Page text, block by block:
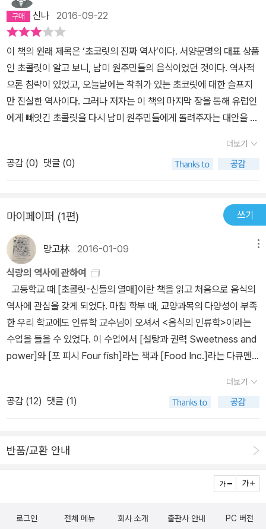
하는 고형 초콜릿이다.초콜릿은 지금도 다양한 분란에 휩싸여 있다.
초콜릿을 항우울제라고 하는 사람이 있는가하면, 그 단맛 때문에 우
울증의 원인이 된다고도 한다. 최음제라고도 하지만 강장제라고도 하
는데, 최음제라 한다면 대부분의 음식도 이러한 작용을 한다고 보면
되니, 초콜릿을 금지하려 한다면 아예 식사를 하지 말라는 셈이다.초
콜릿의 역사는 정말 길다. 허시 초콜릿에서 시작된 대량 생산등의 방
식은 꽤 최근에 도입된 바이지만, 그래도 이 비밀에 휩싸인 물질은 앞
으로도 커다란 인기를 누릴 것임은 분명한 바다.
신나 2016-09-22
이 책의 원래 제목은 ‘초코릿의 진짜 역사’이다. 서양문명의 대표 상품
인 초콜릿이 알고 보니, 남미 원주민들의 음식이었던 것이다. 역사적
으론 침략이 있었고, 오늘날에는 착취가 있는 초코릿에 대한 슬프지
만 진실한 역사이다. 그러나 저자는 이 책의 마지막 장을 통해 유럽인
에게 빼앗긴 초콜릿을 다시 남미 원주민들에게 돌려주자는 대안을 제
적 관점으로 썼다. 사회적 관점으로 쓴 책으로 캐럴 오프의 ｢나쁜 초
콜릿｣이 있다. 과학적 관점으로 쓴 책은 (비록 부분적으로 다뤘지만)
진 웰스타인의 ｢쾌감 본능｣이 있다. <밑줄>지금은 세상을 떠났지만
민의 식생활에 관해 대단한 흥미를 가지고 있었다. 그녀는 그것에 대
한 조사와 연구를 바탕으로 초콜릿의 역사에 관한 책을 쓰겠다는 생
각을 오래 전부터 품고 있었다...나는 그녀가 이 책의 주 저자라는 사
실을 확인시키며 내가 이 책을 꼭 완성하겠다고 약속하였다...소피가
세상을 떠난 뒤, 나는 작업을 시작하였다...나는 롱아일랜드의 노스 쇼
어에서 자랐다. 그곳에 있는 한 고등학교에 “가르치려고 하는 자는 결
코 배우기를 멈춰서는 안된다”라는 문장이 걸려 있던 것을 기억한다.
비록 소피가 죽은 뒤였지만, 이 책을 쓰는 동안 나는 아내로부터 많은
것을 배웠다. 스페인인들 가운데서도 가난한 자들은 원주민 여성들
다. 이 때문에 식민지 시대의 많은 가정에서 부엌을 담당한 사람들은
아즈텍 여성이 대부분이었다. 그리고 나서 얼마 뒤에 스페인계 크리
오요 세대가 아스텍 왕국이 있었던 이 지역에서 태어났다. 그들은 부
혀 새로운 크리오요화된 문화가 형성되었다. 곧 이것은 양쪽의 문화
은 상황 아래서 초콜릿은 신스페인의 식생활에 등장하였고 결국 스페
관없이 강제로 끌려와 백인이 경영하는 카카오 농장에서 일했던 수십
더보기
공감 (0) 댓글 (0)
마이페이퍼 (1편) 쓰기
망고林 2016-01-09
식량의 역사에 관하여
고등학교 때 [초콜릿-신들의 열매]이란 책을 읽고 처음으로 음식의
역사에 관심을 갖게 되었다. 마침 학부 때, 교양과목의 다양성이 부족
한 우리 학교에도 인류학 교수님이 오셔서 <음식의 인류학>이라는
수업을 들을 수 있었다. 이 수업에서 [설탕과 권력 Sweetness and
power]와 [포 피시 Four fish]라는 책과 [Food Inc.]라는 다큐멘
알려주기 위해 교수님께서는 !쿵 족의 지방에 대한 애착에 관한 짧은
칼럼으로 학기 첫 수업을 시작하셨었다. 수렵채집민이 지방을 어떤
축산업의 폐해와 몬산토를 비롯한 대규모 다국적 종자 회사들이 농민
들의 삶을 손아귀에 틀어쥔 모습을 접하면 정말 많은 생각을 하게 된
다. 당연히 다음 순서는 제레미 리프킨의 [육식의 종말 Beyond bee
에 짧게 평을 적자면, 이 책은 도살장의 광경을 끔찍하고 과장되게 묘
더보기
공감 (12) 댓글 (1)
반품/교환 안내
로그인 전체 메뉴 회사 소개 출판사 안내 PC 버전